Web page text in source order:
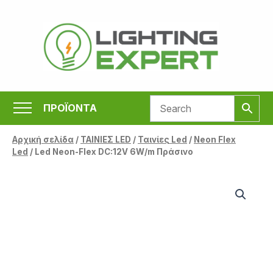
περιεχόμενο
ΠΡΟΪΟΝΤΑ
Αρχική σελίδα/ ΤΑΙΝΙΕΣ LED / Ταινίες Led / Neon Flex
Led / Led Neon-Flex DC:12V 6W/m Πράσινο